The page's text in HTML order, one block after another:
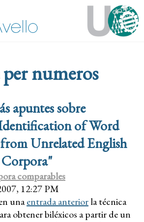
numeros
apuntes sobre
of Word
Unrelated English
comparables
12:27 PM
unaentrada anteriorla técnica
obtener biléxicos a partir de un